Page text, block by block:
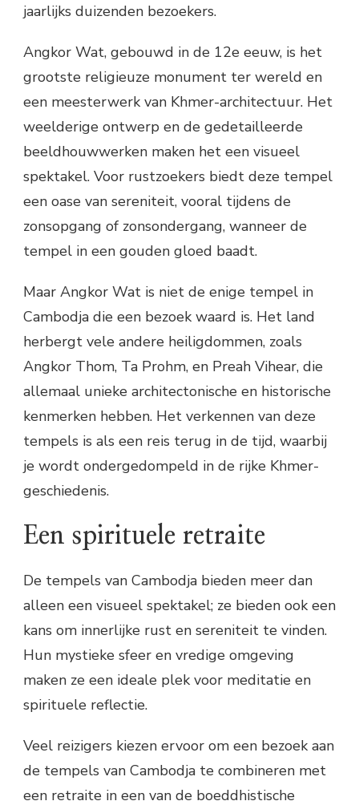
jaarlijks duizenden bezoekers.
Angkor Wat, gebouwd in de 12e eeuw, is het
grootste religieuze monument ter wereld en
een meesterwerk van Khmer-architectuur. Het
weelderige ontwerp en de gedetailleerde
beeldhouwwerken maken het een visueel
spektakel. Voor rustzoekers biedt deze tempel
een oase van sereniteit, vooral tijdens de
zonsopgang of zonsondergang, wanneer de
tempel in een gouden gloed baadt.
Maar Angkor Wat is niet de enige tempel in
Cambodja die een bezoek waard is. Het land
herbergt vele andere heiligdommen, zoals
Angkor Thom, Ta Prohm, en Preah Vihear, die
allemaal unieke architectonische en historische
kenmerken hebben. Het verkennen van deze
tempels is als een reis terug in de tijd, waarbij
je wordt ondergedompeld in de rijke Khmer-
geschiedenis.
Een spirituele retraite
De tempels van Cambodja bieden meer dan
alleen een visueel spektakel; ze bieden ook een
kans om innerlijke rust en sereniteit te vinden.
Hun mystieke sfeer en vredige omgeving
maken ze een ideale plek voor meditatie en
spirituele reflectie.
Veel reizigers kiezen ervoor om een ​​bezoek aan
de tempels van Cambodja te combineren met
een retraite in een van de boeddhistische